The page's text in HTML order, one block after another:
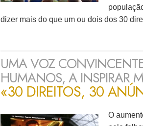
dizer mais do que um ou dois dos 30
UMA VOZ
HUMANOS, A INSPIRAR
«30 DIREITOS, 30
O